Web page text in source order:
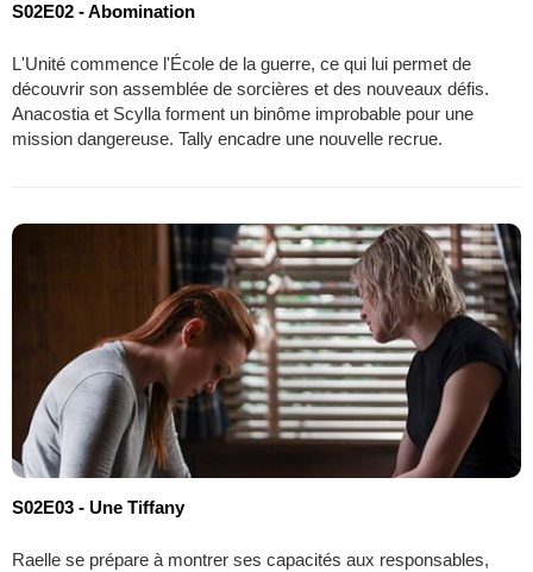
S02E02 - Abomination
L'Unité commence l'École de la guerre, ce qui lui permet de
découvrir son assemblée de sorcières et des nouveaux défis.
Anacostia et Scylla forment un binôme improbable pour une
mission dangereuse. Tally encadre une nouvelle recrue.
S02E03 - Une Tiffany
Raelle se prépare à montrer ses capacités aux responsables,